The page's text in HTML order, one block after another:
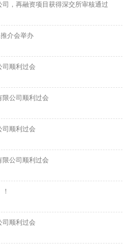
，再融资项目获得深交所审核通过
介会举办
司顺利过会
限公司顺利过会
司顺利过会
限公司顺利过会
司顺利过会